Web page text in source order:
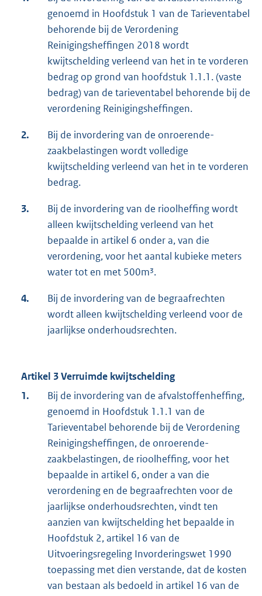
genoemd in Hoofdstuk 1 van de Tarieventabel
behorende bij de Verordening
Reinigingsheffingen 2018 wordt
kwijtschelding verleend van het in te vorderen
bedrag op grond van hoofdstuk 1.1.1. (vaste
bedrag) van de tarieventabel behorende bij de
verordening Reinigingsheffingen.
2.
Bij de invordering van de onroerende-
zaakbelastingen wordt volledige
kwijtschelding verleend van het in te vorderen
bedrag.
3.
Bij de invordering van de rioolheffing wordt
alleen kwijtschelding verleend van het
bepaalde in artikel 6 onder a, van die
verordening, voor het aantal kubieke meters
water tot en met 500m³.
4.
Bij de invordering van de begraafrechten
wordt alleen kwijtschelding verleend voor de
jaarlijkse onderhoudsrechten.
Artikel 3 Verruimde kwijtschelding
1.
Bij de invordering van de afvalstoffenheffing,
genoemd in Hoofdstuk 1.1.1 van de
Tarieventabel behorende bij de Verordening
Reinigingsheffingen, de onroerende-
zaakbelastingen, de rioolheffing, voor het
bepaalde in artikel 6, onder a van die
verordening en de begraafrechten voor de
jaarlijkse onderhoudsrechten, vindt ten
aanzien van kwijtschelding het bepaalde in
Hoofdstuk 2, artikel 16 van de
Uitvoeringsregeling Invorderingswet 1990
toepassing met dien verstande, dat de kosten
van bestaan als bedoeld in artikel 16 van de